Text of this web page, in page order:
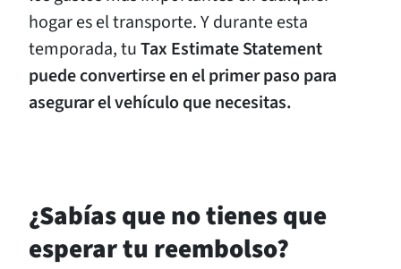
hogar es el transporte. Y durante esta
temporada, tuTax Estimate Statement
puede convertirse en el primer paso para
asegurar el vehículo que necesitas.
¿Sabías que no tienes que
esperar tu reembolso?